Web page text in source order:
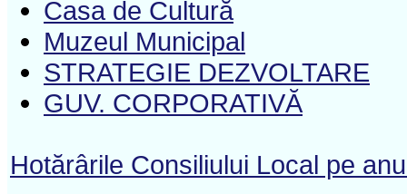
Casa de Cultură
Muzeul Municipal
STRATEGIE DEZVOLTARE
GUV. CORPORATIVĂ
Hotărârile Consiliului Local pe